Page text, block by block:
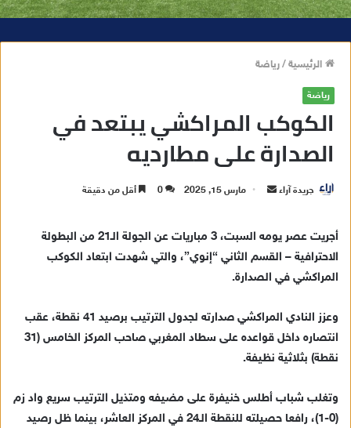
الرئيسية/رياضة
رياضة
الكوكب المراكشي يبتعد في
الصدارة على مطارديه
جريدة آراء
د
ا
إ
ك
ت
مارس 15, 2025 0 أقل من دقيقة
أجريت عصر يومه السبت، 3 مباريات عن الجولة الـ21 من البطولة
الاحترافية – القسم الثاني “إنوي”، والتي شهدت ابتعاد الكوكب
المراكشي في الصدارة.
وعزز النادي المراكشي صدارته لجدول الترتيب برصيد 41 نقطة، عقب
انتصاره داخل قواعده على سطاد المغربي صاحب المركز الخامس (31
نقطة) بثلاثية نظيفة.
وتغلب شباب أطلس خنيفرة على مضيفه ومتذيل الترتيب سريع واد زم
(0-1)، رافعا حصيلته للنقطة الـ24 في المركز العاشر، بينما ظل رصيد